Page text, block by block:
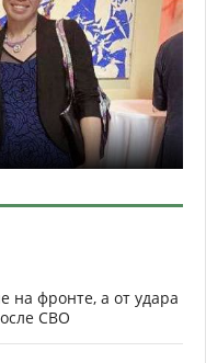
на фронте, а от удара
СВО